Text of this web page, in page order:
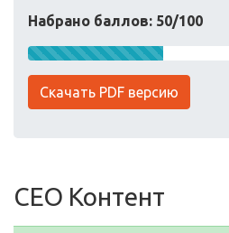
Набрано баллов: 50/100
Скачать PDF версию
СЕО Контент